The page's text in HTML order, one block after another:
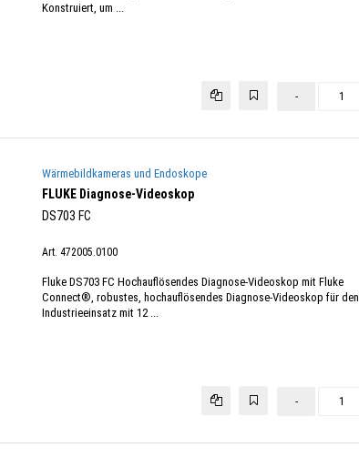
Konstruiert, um ...
-
Wärmebildkameras und Endoskope
FLUKE Diagnose-Videoskop
DS703 FC
Art. 472005.0100
Fluke DS703 FC Hochauflösendes Diagnose-Videoskop mit Fluke
Connect®, robustes, hochauflösendes Diagnose-Videoskop für den
Industrieeinsatz mit 12 ...
-